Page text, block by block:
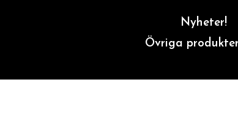
Nyheter!
Övriga produkter